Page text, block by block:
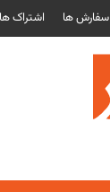
سفارش ها اشتراک ها